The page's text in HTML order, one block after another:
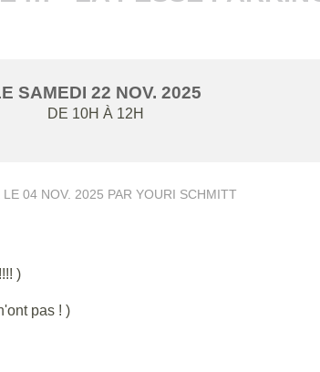
SAMEDI 22 NOV. 2025
DE 10H À 12H
LE 04 NOV. 2025 PAR YOURI SCHMITT
)
pas ! )